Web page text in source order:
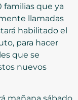
familias que ya
llamadas
habilitado el
para hacer
que se
nuevos